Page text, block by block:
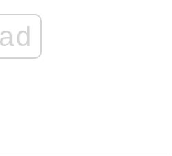
ad